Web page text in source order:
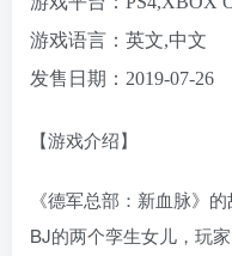
游戏语言：英文,中文
发售日期：2019-07-26
【游戏介绍】
《德军总部：新血脉》
BJ的两个孪生女儿，玩